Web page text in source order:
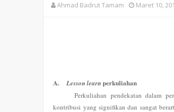
Ahmad Badrut Tamam Maret 10,
A. Lesson learnperkuliahan
Perkuliahan pendekatan dalam
kontribusi yang signifikan dan sangat